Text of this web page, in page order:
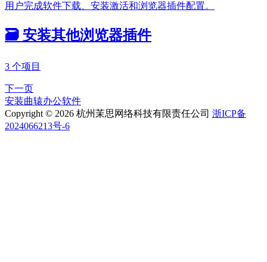
用户完成软件下载、安装激活和浏览器插件配置。
🗃️ 安装其他浏览器插件
3 个项目
下一页
安装曲辕办公软件
Copyright © 2026 杭州茉思网络科技有限责任公司 浙ICP备
2024066213号-6